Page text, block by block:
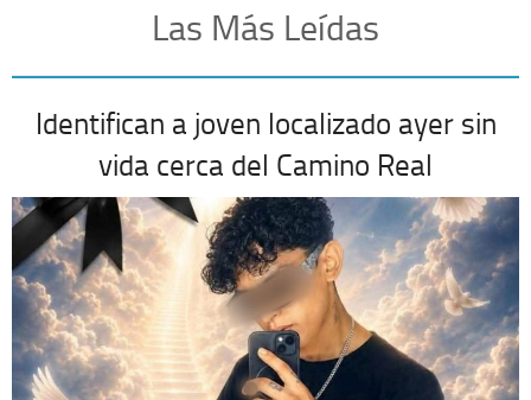
Las Más Leídas
Identifican a joven localizado ayer sin
vida cerca del Camino Real